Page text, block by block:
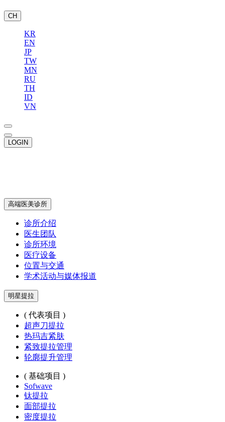
CH
KR
EN
JP
TW
MN
RU
TH
ID
VN
LOGIN
高端医美诊所
诊所介绍
医生团队
诊所环境
医疗设备
位置与交通
学术活动与媒体报道
明星提拉
( 代表项目 )
超声刀提拉
热玛吉紧肤
紧致提拉管理
轮廓提升管理
( 基础项目 )
Sofwave
钛提拉
面部提拉
密度提拉